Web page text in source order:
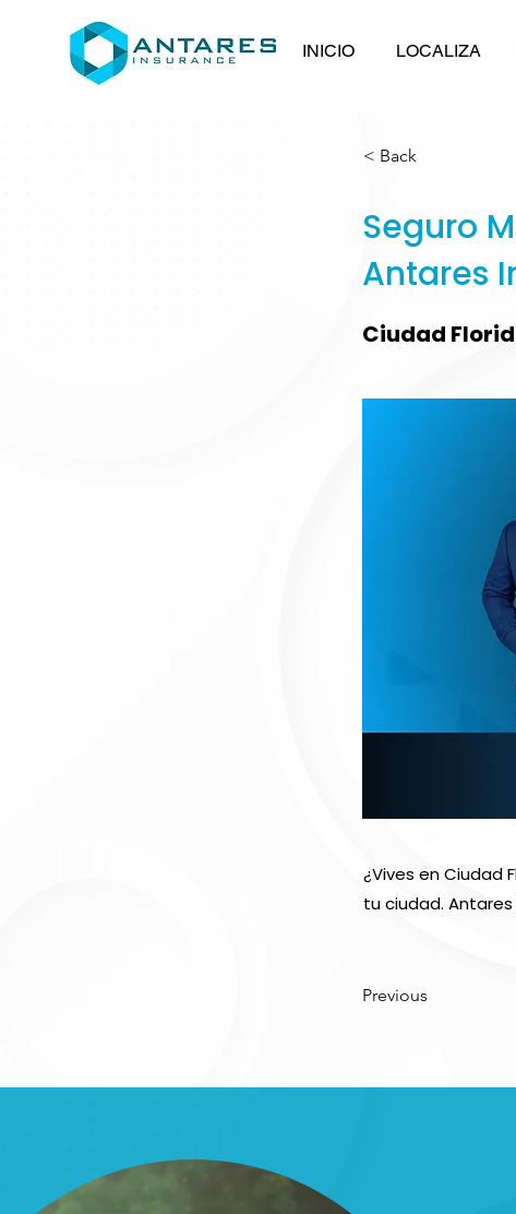
INICIO LOCALIZA
< Back
Seguro
Antares
Ciudad
¿Vives en Ciudad
tu ciudad.
Previous